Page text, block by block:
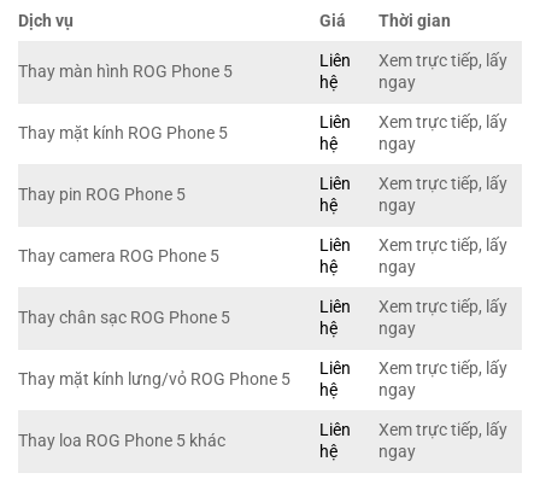
Dịch vụ Giá Thời gian
Thay màn hình ROG Phone 5
Liên
hệ
Xem trực tiếp, lấy
ngay
Thay mặt kính ROG Phone 5
Liên
hệ
Xem trực tiếp, lấy
ngay
Thay pin ROG Phone 5
Liên
hệ
Xem trực tiếp, lấy
ngay
Thay camera ROG Phone 5
Liên
hệ
Xem trực tiếp, lấy
ngay
Thay chân sạc ROG Phone 5
Liên
hệ
Xem trực tiếp, lấy
ngay
Thay mặt kính lưng/vỏ ROG Phone 5
Liên
hệ
Xem trực tiếp, lấy
ngay
Thay loa ROG Phone 5 khác
Liên
hệ
Xem trực tiếp, lấy
ngay